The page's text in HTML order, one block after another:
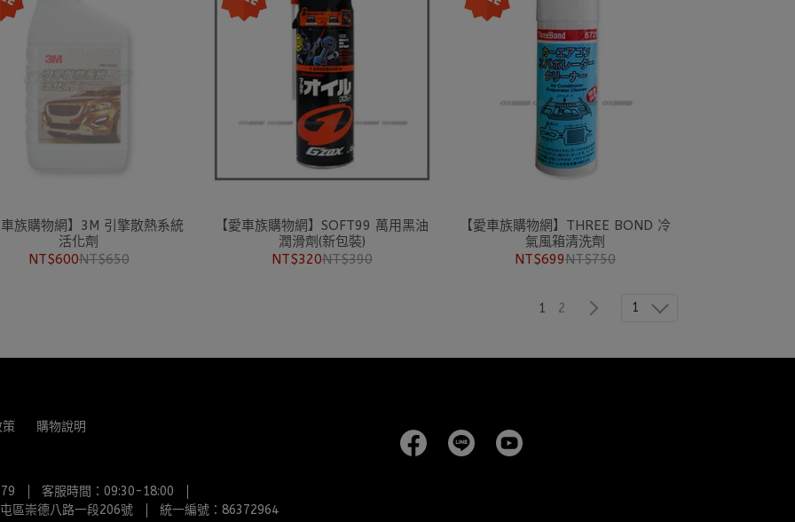
族購物網】3M 引擎散熱系統
活化劑
NT$600NT$650
【愛車族購物網】SOFT99 萬用黑油
潤滑劑(新包裝)
NT$320NT$390
【愛車族購物網】THREE BOND 冷
氣風箱清洗劑
NT$699NT$750
1 2 1
策 購物說明
客服時間：09:30-18:00
區崇德八路一段206號
統一編號：86372964